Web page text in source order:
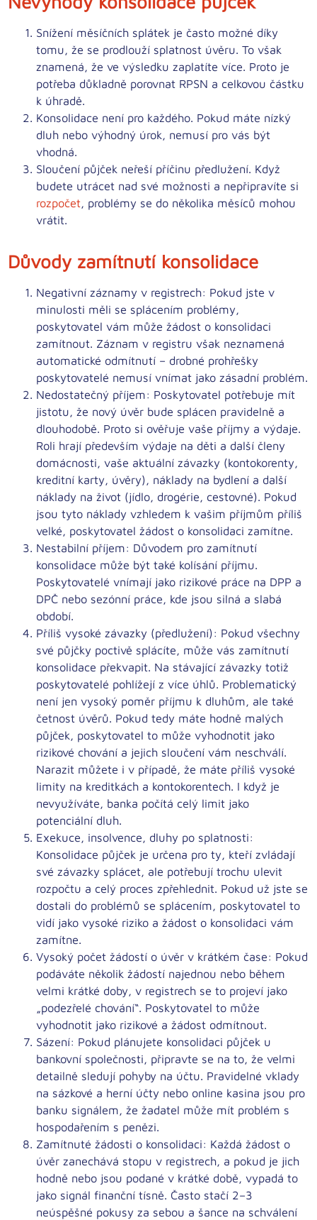
Snížení měsíčních splátek je často možné díky
tomu, že se prodlouží splatnost úvěru. To však
znamená, ževe výsledku zaplatíte více. Proto je
potřeba důkladně porovnat RPSN a celkovou částku
k úhradě.
Konsolidace není pro každého. Pokud máte nízký
dluh nebo výhodný úrok, nemusí pro vás být
vhodná.
Sloučení půjček neřeší příčinu předlužení. Když
budete utrácet nad své možnosti a nepřipravíte si
rozpočet, problémy se do několika měsíců mohou
vrátit.
Důvody zamítnutí konsolidace
Negativní záznamy v registrech: Pokud jste v
minulosti měli se splácením problémy,
poskytovatel vám může žádost o konsolidaci
zamítnout. Záznam v registru však neznamená
automatické odmítnutí – drobné prohřešky
poskytovatelé nemusí vnímat jako zásadní problém.
Nedostatečný příjem: Poskytovatel potřebuje mít
jistotu, že nový úvěr bude splácen pravidelně a
dlouhodobě. Proto si ověřuje vaše příjmy a výdaje.
Roli hrají především výdaje na děti a další členy
domácnosti, vaše aktuální závazky (kontokorenty,
kreditní karty, úvěry), náklady na bydlení a další
náklady na život (jídlo, drogérie, cestovné). Pokud
jsou tyto náklady vzhledem k vašim příjmům příliš
velké, poskytovatel žádost o konsolidaci zamítne.
Nestabilní příjem: Důvodem pro zamítnutí
konsolidace může být také kolísání příjmu.
Poskytovatelé vnímají jako rizikové práce na DPP a
DPČ nebo sezónní práce, kde jsou silná a slabá
období.
Příliš vysoké závazky (předlužení): Pokud všechny
své půjčky poctivě splácíte, může vás zamítnutí
konsolidace překvapit. Na stávající závazky totiž
poskytovatelé pohlížejí z více úhlů. Problematický
není jenvysoký poměr příjmu k dluhům, ale také
četnost úvěrů. Pokud tedy máte hodně malých
půjček, poskytovatel to může vyhodnotit jako
rizikové chování a jejich sloučení vám neschválí.
Narazit můžete i v případě, že máte příliš vysoké
limity na kreditkách a kontokorentech. I když je
nevyužíváte, banka počítá celý limit jako
potenciální dluh.
Exekuce, insolvence, dluhy po splatnosti:
Konsolidace půjček je určena pro ty, kteří zvládají
své závazky splácet, ale potřebují trochu ulevit
rozpočtu a celý proces zpřehlednit. Pokud už jste se
dostali do problémů se splácením, poskytovatel to
vidí jako vysoké riziko a žádost o konsolidaci vám
zamítne.
Vysoký počet žádostí o úvěr v krátkém čase: Pokud
podáváte několik žádostí najednou nebo během
velmi krátké doby, v registrech se to projeví jako
„podezřelé chování“. Poskytovatel to může
vyhodnotit jako rizikové a žádost odmítnout.
Sázení: Pokud plánujete konsolidaci půjček u
bankovní společnosti, připravte se na to, že velmi
detailně sledují pohyby na účtu. Pravidelnévklady
na sázkové a herní účty nebo online kasina jsou pro
banku signálem, že žadatel může mít problém s
hospodařením s penězi.
Zamítnuté žádosti o konsolidaci: Každá žádost o
úvěr zanechává stopu v registrech, a pokud je jich
hodně nebo jsou podané v krátké době, vypadá to
jako signál finanční tísně. Často stačí 2–3
neúspěšné pokusy za sebou a šance na schválení